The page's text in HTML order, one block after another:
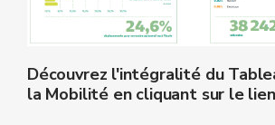
Découvrez l'intégralité du
la Mobilité en cliquant sur le